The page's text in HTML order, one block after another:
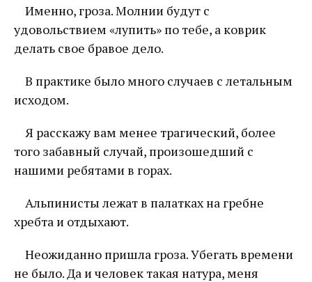
Именно, гроза. Молнии будут с
удовольствием «лупить» по тебе, а коврик
делать свое бравое дело.
В практике было много случаев с летальным
исходом.
Я расскажу вам менее трагический, более
того забавный случай, произошедший с
нашими ребятами в горах.
Альпинисты лежат в палатках на гребне
хребта и отдыхают.
Неожиданно пришла гроза. Убегать времени
не было. Да и человек такая натура, меня